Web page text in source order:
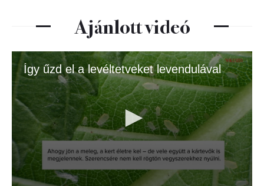
Ajánlott videó
Így űzd el a levéltetveket levendulával